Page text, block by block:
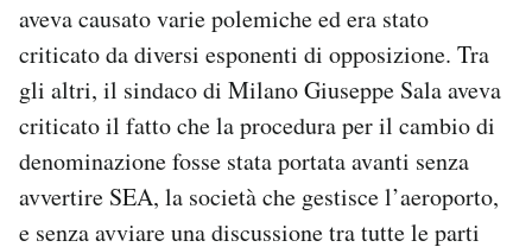
aveva causato varie polemiche ed era stato
criticato da diversi esponenti di opposizione. Tra
gli altri, il sindaco di Milano Giuseppe Sala aveva
criticato il fatto che la procedura per il cambio di
denominazione fosse stata portata avanti senza
avvertire SEA, la società che gestisce l’aeroporto,
e senza avviare una discussione tra tutte le parti